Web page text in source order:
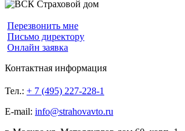
Перезвонить мне
Письмо директору
Онлайн заявка
Контактная информация
Тел.: + 7 (495) 227-228-1
E-mail: info@strahovavto.ru